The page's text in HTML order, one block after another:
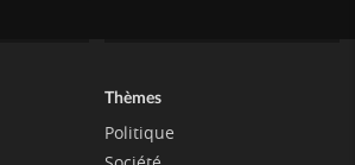
Thèmes
Politique